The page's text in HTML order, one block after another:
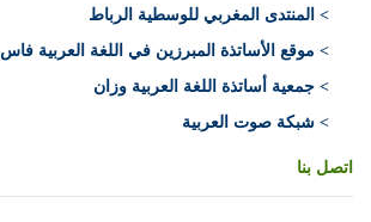
> المنتدى المغربي للوسطية الرباط
> موقع الأساتذة المبرزين في اللغة العربية فاس
> جمعية أساتذة اللغة العربية وزان
> شبكة صوت العربية
اتصل بنا